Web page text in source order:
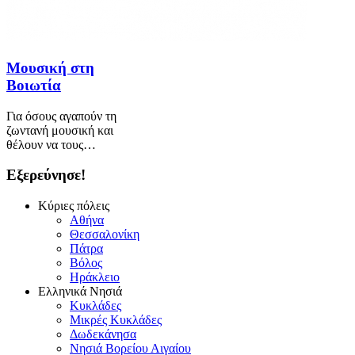
Μουσική στη
Βοιωτία
Για όσους αγαπούν τη
ζωντανή μουσική και
θέλουν να τους…
Εξερεύνησε!
Κύριες πόλεις
Αθήνα
Θεσσαλονίκη
Πάτρα
Βόλος
Ηράκλειο
Ελληνικά Νησιά
Κυκλάδες
Μικρές Κυκλάδες
Δωδεκάνησα
Νησιά Βορείου Αιγαίου